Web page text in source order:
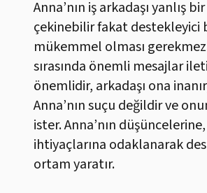
Anna’nın iş arkadaşı yanlış
çekinebilir fakat destekleyici
mükemmel olması
sırasında önemli mesajlar
önemlidir, arkadaşı ona
Anna’nın suçu değildir ve
ister. Anna’nın
ihtiyaçlarına odaklanarak
ortam yaratır.